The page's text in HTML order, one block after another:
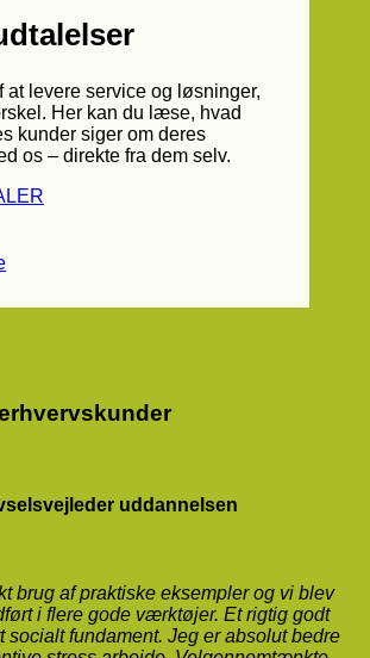
at levere service og løsninger,
Her kan du læse, hvad
kunder siger om deres
os – direkte fra dem selv.
uddannelsen
brug af praktiske eksempler og vi blev
i flere gode værktøjer. Et rigtig godt
socialt fundament. Jeg er absolut bedre